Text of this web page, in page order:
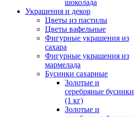
шоколада
Украшения и декор
Цветы из пастилы
Цветы вафельные
Фигурные украшения из
сахара
Фигурные украшения из
мармелада
Бусинки сахарные
Золотые и
серебряные бусинки
(1 кг)
Золотые и